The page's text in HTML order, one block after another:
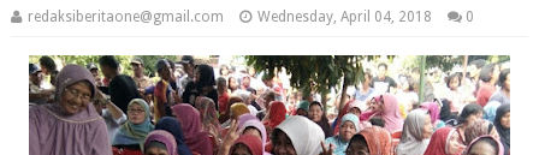
redaksiberitaone@gmail.com Wednesday, April 04, 2018 0